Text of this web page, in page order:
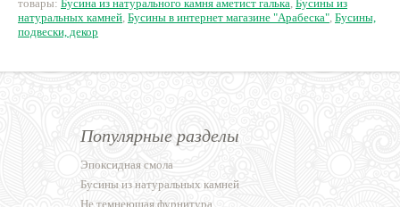
товары: Бусина из натурального камня аметист галька, Бусины из
натуральных камней, Бусины в интернет магазине "Арабеска", Бусины,
подвески, декор
Популярные разделы
Эпоксидная смола
Бусины из натуральных камней
Не темнеющая фурнитура